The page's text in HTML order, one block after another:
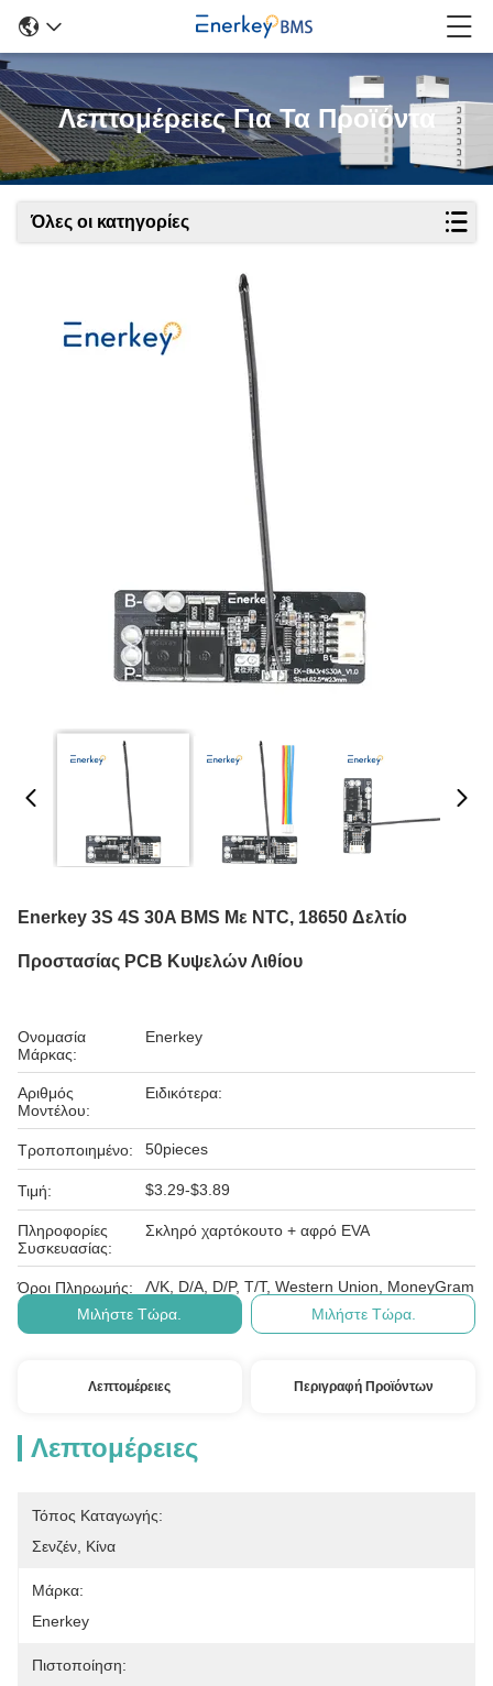
Λεπτομέρειες Για Τα Προϊόντα
Όλες οι κατηγορίες
Enerkey 3S 4S 30A BMS Με NTC, 18650 Δελτίο
Προστασίας PCB Κυψελών Λιθίου
Ονομασία
Μάρκας:
Enerkey
Αριθμός
Μοντέλου:
Ειδικότερα:
Τροποποιημένο: 50pieces
Τιμή: $3.29-$3.89
Πληροφορίες
Συσκευασίας:
Σκληρό χαρτόκουτο + αφρό EVA
Όροι Πληρωμής:
Λ/Κ, D/A, D/P, T/T, Western Union, MoneyGram
Μιλήστε Τώρα.
Μιλήστε Τώρα.
Λεπτομέρειες Περιγραφή Προϊόντων
Λεπτομέρειες
Τόπος Καταγωγής:
Σενζέν, Κίνα
Μάρκα:
Enerkey
Πιστοποίηση: